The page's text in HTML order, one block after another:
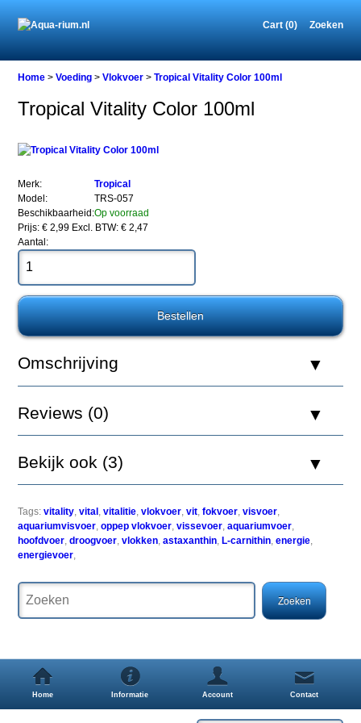
Cart (0) Zoeken
Home
Vlokvoer
Color
100ml
Vitality
Color
100ml
Vitality
Color
een
speciaal
kleurversterkend
vlok
voedsel
alle
aquariumvissen.
bevordert
vetverbranding
en
Home >Voeding >Vlokvoer >Tropical Vitality Color 100ml
Tropical Vitality Color 100ml
Merk:
Tropical
Model:
TRS-057
Beschikbaarheid:Op voorraad
Prijs: € 2,99 Excl. BTW: € 2,47
Aantal:
Omschrijving
Reviews (0)
Bekijk ook (3)
Tags: vitality,vital ,vitalitie,vlokvoer,vit,fokvoer,visvoer,
aquariumvisvoer,oppep vlokvoer,vissevoer,aquariumvoer,
hoofdvoer,droogvoer,vlokken,astaxanthin, L-carnithin,energie,
energievoer,
Home Informatie Account Contact